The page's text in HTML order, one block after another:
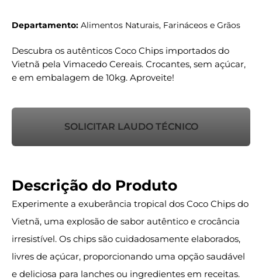
Departamento: Alimentos Naturais, Farináceos e Grãos
Descubra os autênticos Coco Chips importados do
Vietnã pela Vimacedo Cereais. Crocantes, sem açúcar,
e em embalagem de 10kg. Aproveite!
SOLICITAR LAUDO TÉCNICO
Descrição do Produto
Experimente a exuberância tropical dos Coco Chips do
Vietnã, uma explosão de sabor autêntico e crocância
irresistível. Os chips são cuidadosamente elaborados,
livres de açúcar, proporcionando uma opção saudável
e deliciosa para lanches ou ingredientes em receitas.